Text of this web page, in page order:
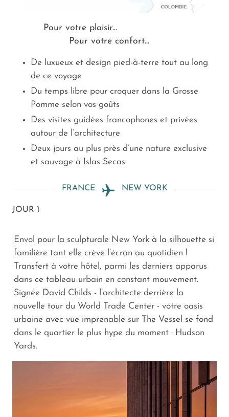
Pour votre plaisir...
Pour votre confort...
De luxueux et design pied-à-terre tout au long
de ce voyage
Du temps libre pour croquer dans la Grosse
Pomme selon vos goûts
Des visites guidées francophones et privées
autour de l’architecture
Deux jours au plus près d’une nature exclusive
et sauvage à Islas Secas
FRANCE NEW YORK
JOUR 1
Envol pour la sculpturale New York à la silhouette si
familière tant elle crève l’écran au quotidien !
Transfert à votre hôtel, parmi les derniers apparus
dans ce tableau urbain en constant mouvement.
Signée David Childs - l’architecte derrière la
nouvelle tour du World Trade Center - votre oasis
urbaine avec vue imprenable sur The Vessel se fond
dans le quartier le plus hype du moment : Hudson
Yards.